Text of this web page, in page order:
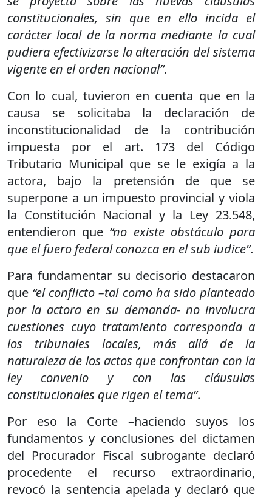
constitucionales, sin que en ello incida el
carácter local de la norma mediante la cual
pudiera efectivizarse la alteración del sistema
vigente en el orden nacional”.
Con lo cual, tuvieron en cuenta que en la
causa se solicitaba la declaración de
inconstitucionalidad de la contribución
impuesta por el art. 173 del Código
Tributario Municipal que se le exigía a la
actora, bajo la pretensión de que se
superpone a un impuesto provincial y viola
la Constitución Nacional y la Ley 23.548,
entendieron que “no existe obstáculo para
que el fuero federal conozca en el sub iudice”.
Para fundamentar su decisorio destacaron
que “el conflicto –tal como ha sido planteado
por la actora en su demanda- no involucra
cuestiones cuyo tratamiento corresponda a
los tribunales locales, más allá de la
naturaleza de los actos que confrontan con la
ley convenio y con las cláusulas
constitucionales que rigen el tema”.
Por eso la Corte –haciendo suyos los
fundamentos y conclusiones del dictamen
del Procurador Fiscal subrogante declaró
procedente el recurso extraordinario,
revocó la sentencia apelada y declaró que